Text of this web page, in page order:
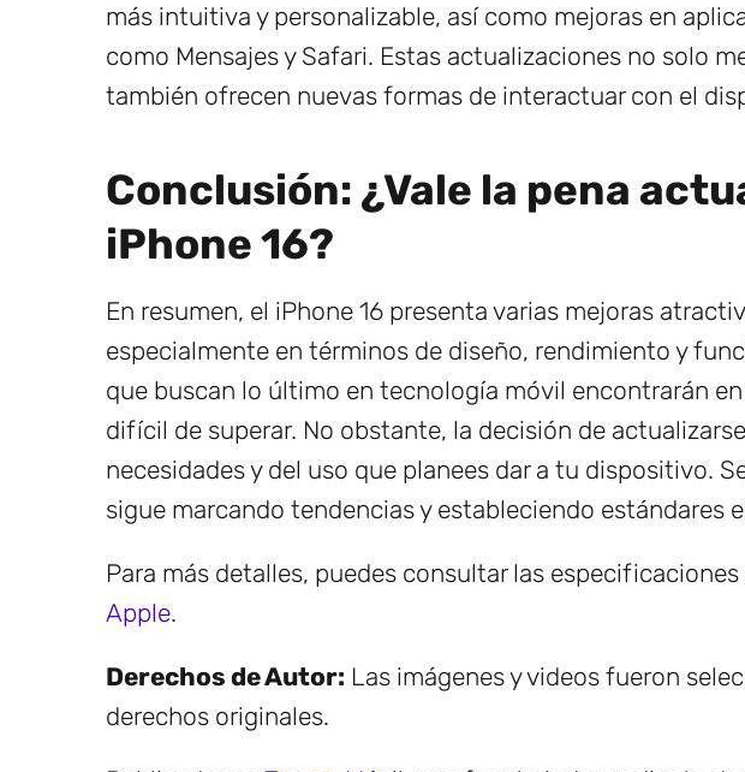
más intuitiva y personalizable, así como mejoras en
como Mensajes y Safari. Estas actualizaciones no solo
también ofrecen nuevas formas de interactuar con el
Conclusión: ¿Vale la pena
iPhone 16?
En resumen, el iPhone 16 presenta varias mejoras
especialmente en términos de diseño, rendimiento y
que buscan lo último en tecnología móvil encontrarán
difícil de superar. No obstante, la decisión de
necesidades y del uso que planees dar a tu dispositivo.
sigue marcando tendencias y estableciendo estándares
Para más detalles, puedes consultar las
Apple.
Derechos de Autor: Las imágenes y videos fueron
derechos originales.